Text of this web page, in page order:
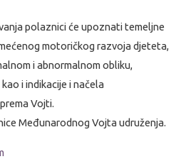
polaznici će upoznati temeljne
motoričkog razvoja djeteta,
i abnormalnom obliku,
i indikacije i načela
Vojti.
Međunarodnog Vojta udruženja.